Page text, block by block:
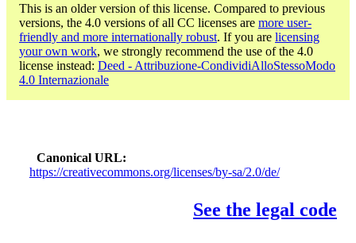
This is an older version of this license. Compared to previous
versions, the 4.0 versions of all CC licenses are more user-
friendly and more internationally robust. If you are licensing
your own work, we strongly recommend the use of the 4.0
license instead: Deed - Attribuzione-CondividiAlloStessoModo
4.0 Internazionale
Canonical URL
https://creativecommons.org/licenses/by-sa/2.0/de/
See the legal code